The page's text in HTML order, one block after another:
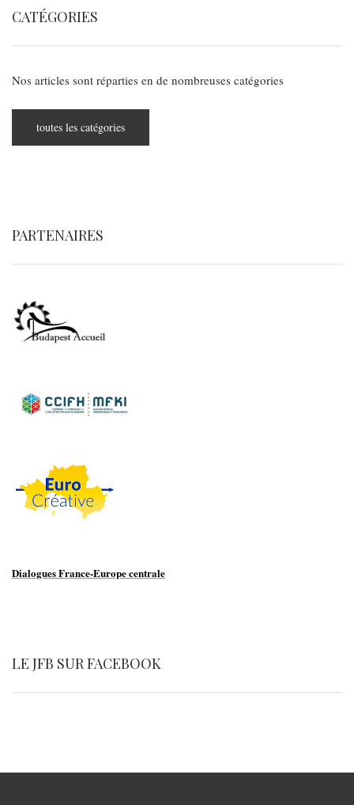
CATÉGORIES
Nos articles sont réparties en de nombreuses catégories
toutes les catégories
PARTENAIRES
Dialogues France-Europe centrale
LE JFB SUR FACEBOOK